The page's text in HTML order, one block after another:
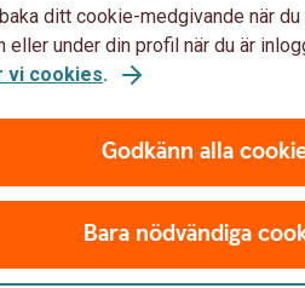
i banken. Lagfart är kvitto
ditt cookie-medgivande när
eller under din profil när du är
vi cookies.
Godkänn alla
Bara nödvändiga